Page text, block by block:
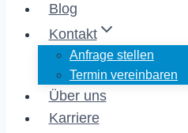
Blog
Kontakt
Anfrage stellen
Termin vereinbaren
Über uns
Karriere